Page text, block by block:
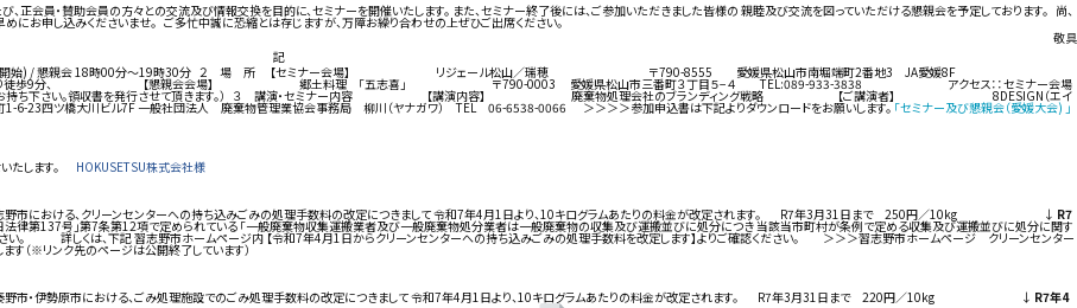
正会員・賛助会員の方々との交流及び情報交換を目的に、セミナーを開催いたします。 また、セミナー終了後には、ご参加いただきました皆様の 親睦及び交流を図っていただける懇親会を予定しております。 尚、
にお申し込みくださいませ。 ご多忙中誠に恐縮とは存じますが、万障お繰り合わせの上ぜひご出席ください。
敬具
記
付開始) / 懇親会 18時00分～19時30分 ２ 場 所 【セミナー会場】 リジェール松山／瑞穂 〒790-8555 愛媛県松山市南堀端町2番地3 JA愛媛8F
市駅より徒歩9分、 【懇親会会場】 郷土料理 「五志喜」 〒790-0003 愛媛県松山市三番町３丁目５−４ TEL:089-933-3838 アクセス：：セミナー会場
お持ち下さい。領収書を発行させて頂きます。） ３ 講演・セミナー内容 【講演内容】 廃棄物処理会社のブランディング戦略 【ご講演者】 8DESIGN（エイ
四ツ橋大川ビル7F 一般社団法人 廃棄物管理業協会事務局 柳川（ヤナガワ） TEL 06-6538-0066 ＞＞＞＞参加申込書は下記よりダウンロードをお願いします。「セミナー及び懇親会（愛媛大会) 」
たします。 HOKUSETSU株式会社様
習志野市における、クリーンセンターへの持ち込みごみの処理手数料の改定につきまして 令和7年4月1日より、10キログラムあたりの料金が改定されます。 R7年3月31日まで 250円／10kg ↓ R7
137号」第7条第12項で定められている 「一般廃棄物収集運搬業者及び一般廃棄物処分業者は一般廃棄物の収集及び運搬並びに処分につき 当該当市町村が条例で定める収集及び運搬並びに処分に関す
さい。 詳しくは、下記 習志野市ホームページ内 【令和7年4月1日からクリーンセンターへの持ち込みごみの処理手数料を改定します】よりご確認ください。 ＞＞＞習志野市ホームページ クリーンセンター
す（※リンク先のページは公開終了しています）
県秦野市・伊勢原市における、ごみ処理施設でのごみ処理手数料の改定につきまして 令和7年4月1日より、10キログラムあたりの料金が改定されます。 R7年3月31日まで 220円／10kg ↓ R7年4